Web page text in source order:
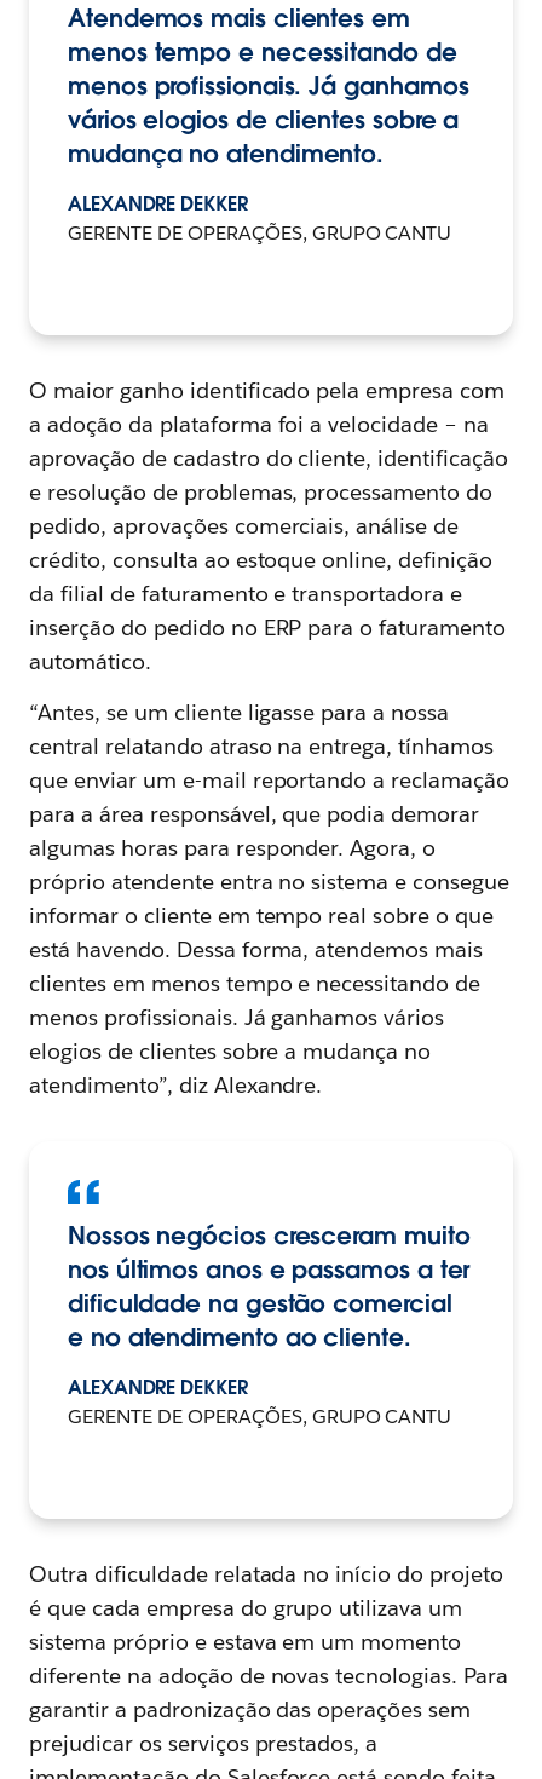
Atendemos mais clientes em
menos tempo e necessitando de
menos profissionais. Já ganhamos
vários elogios de clientes sobre a
mudança no atendimento.
ALEXANDRE DEKKER
GERENTE DE OPERAÇÕES, GRUPO CANTU
O maior ganho identificado pela empresa com
a adoção da plataforma foi a velocidade – na
aprovação de cadastro do cliente, identificação
e resolução de problemas, processamento do
pedido, aprovações comerciais, análise de
crédito, consulta ao estoque online, definição
da filial de faturamento e transportadora e
inserção do pedido no ERP para o faturamento
automático.
“Antes, se um cliente ligasse para a nossa
central relatando atraso na entrega, tínhamos
que enviar um e-mail reportando a reclamação
para a área responsável, que podia demorar
algumas horas para responder. Agora, o
próprio atendente entra no sistema e consegue
informar o cliente em tempo real sobre o que
está havendo. Dessa forma, atendemos mais
clientes em menos tempo e necessitando de
menos profissionais. Já ganhamos vários
elogios de clientes sobre a mudança no
atendimento”, diz Alexandre.
Nossos negócios cresceram muito
nos últimos anos e passamos a ter
dificuldade na gestão comercial
e no atendimento ao cliente.
ALEXANDRE DEKKER
GERENTE DE OPERAÇÕES, GRUPO CANTU
Outra dificuldade relatada no início do projeto
é que cada empresa do grupo utilizava um
sistema próprio e estava em um momento
diferente na adoção de novas tecnologias. Para
garantir a padronização das operações sem
prejudicar os serviços prestados, a